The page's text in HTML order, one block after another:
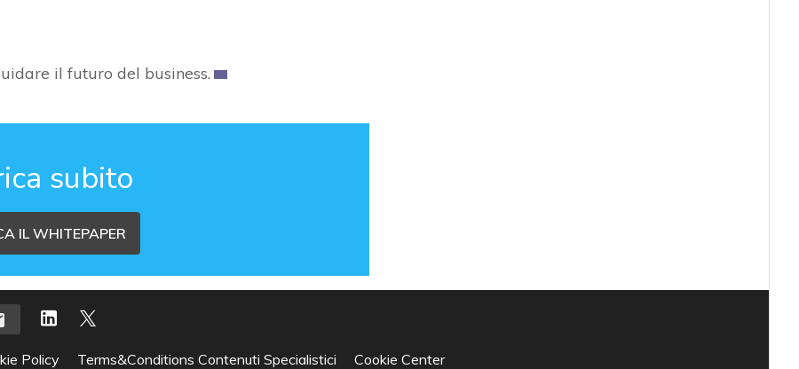
il futuro del business.
subito
IL WHITEPAPER
Policy Terms&Conditions Contenuti Specialistici Cookie Center